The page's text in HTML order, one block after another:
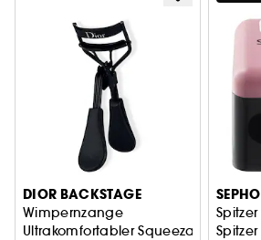
DIOR BACKSTAGE
Wimpernzange
Ultrakomfortabler Squeezable-
Spitzer